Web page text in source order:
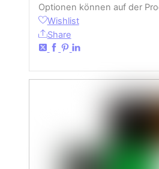
Optionen können auf der
Wishlist
Share